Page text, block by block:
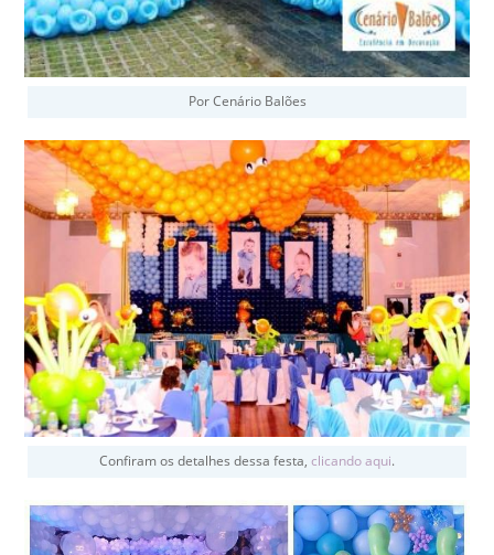
Por Cenário Balões
Confiram os detalhes dessa festa, clicando aqui.